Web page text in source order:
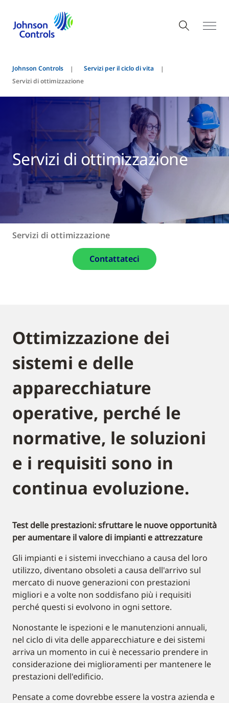
Johnson Controls
Servizi per il ciclo di vita
Servizi di ottimizzazione
Servizi di ottimizzazione
Servizi di ottimizzazione
Contattateci
Ottimizzazione dei
sistemi e delle
apparecchiature
operative, perché le
normative, le soluzioni
e i requisiti sono in
continua evoluzione.
Test delle prestazioni: sfruttare le nuove opportunità
per aumentare il valore di impianti e attrezzature
Gli impianti e i sistemi invecchiano a causa del loro
utilizzo, diventano obsoleti a causa dell'arrivo sul
mercato di nuove generazioni con prestazioni
migliori e a volte non soddisfano più i requisiti
perché questi si evolvono in ogni settore.
Nonostante le ispezioni e le manutenzioni annuali,
nel ciclo di vita delle apparecchiature e dei sistemi
arriva un momento in cui è necessario prendere in
considerazione dei miglioramenti per mantenere le
prestazioni dell'edificio.
Pensate a come dovrebbe essere la vostra azienda e